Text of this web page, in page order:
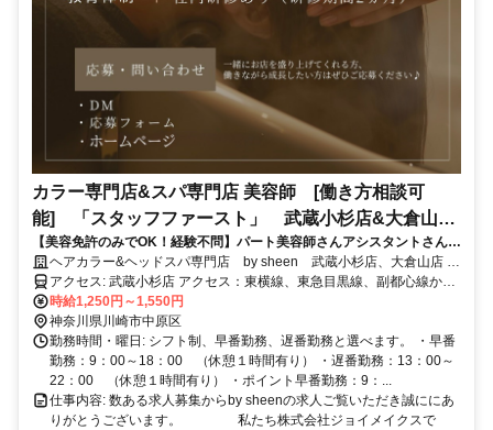
カラー専門店&スパ専門店 美容師 [働き方相談可
能] 「スタッフファースト」 武蔵小杉店&大倉山
店 【各種手当あり】
【美容免許のみでOK！経験不問】パート美容師さんアシスタントさん募
集 入客ノルマなし！シフト制により出勤日自由に決めれます！◎サロ
ン見学& 1日体験入店随時受付可能◎ブランク職場復帰応援！ ✨土曜
日・日日曜日・祝日出勤で時給＋100円 ✨19時〜遅番手当時給＋100円
✨月120時間＆160時間以上出勤で時給各50円ずつプラス （最大100円）
✨その他、年2回賞与、補助券制度など各種手当充実✨ ※動画付きの詳
しい詳細は当社ホームページにて https://by-sheen.com/
ヘアカラー&ヘッドスパ専門店 by sheen 武蔵小杉店、大倉山店 /
株式会社 ジョイメイクス
アクセス: 武蔵小杉店 アクセス：東横線、東急目黒線、副都心線から
お越しの方は武蔵小杉駅南口の1番出口を出てまっすぐ進むと突き当
たりに吉野家があります、吉野家を正面にして右に曲がります。突き
当たりを左に曲がってください。まっすぐ進むと、府中街道にでます
ので信号渡った先が法政通り入口で、法政通り入ってすぐ左側にに神
奈川銀行があり、隣の建物の２階が当店になります。 ※自転車通勤
もOKです
時給1,250円～1,550円
神奈川県川崎市中原区
勤務時間・曜日: シフト制、早番勤務、遅番勤務と選べます。 ・早番
勤務：9：00～18：00 （休憩１時間有り） ・遅番勤務：13：00～
22：00 （休憩１時間有り） ・ポイント早番勤務：9：...
仕事内容: 数ある求人募集からby sheenの求人ご覧いただき誠ににあ
りがとうございます。 私たち株式会社ジョイメイクスで